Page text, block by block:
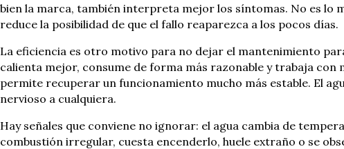
bien la marca, también interpreta mejor los síntomas. No es lo
reduce la posibilidad de que el fallo reaparezca a los pocos días.
La eficiencia es otro motivo para no dejar el mantenimiento
calienta mejor, consume de forma más razonable y trabaja
permite recuperar un funcionamiento mucho más estable. El
nervioso a cualquiera.
Hay señales que conviene no ignorar: el agua cambia de
combustión irregular, cuesta encenderlo, huele extraño o se